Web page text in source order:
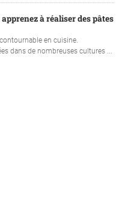
à réaliser des pâtes
en cuisine.
dans de nombreuses cultures ...